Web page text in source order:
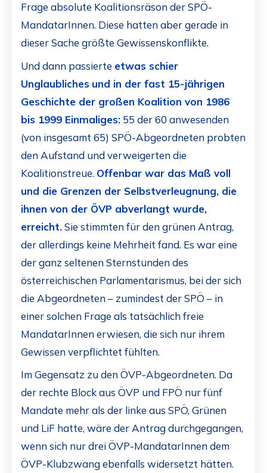
Frage absolute Koalitionsräson der SPÖ-
MandatarInnen. Diese hatten aber gerade in
dieser Sache größte Gewissenskonflikte.
Und dann passierte etwas schier
Unglaubliches und in der fast 15-jährigen
Geschichte der großen Koalition von 1986
bis 1999 Einmaliges: 55 der 60 anwesenden
(von insgesamt 65) SPÖ-Abgeordneten probten
den Aufstand und verweigerten die
Koalitionstreue. Offenbar war das Maß voll
und die Grenzen der Selbstverleugnung, die
ihnen von der ÖVP abverlangt wurde,
erreicht.Sie stimmten für den grünen Antrag,
der allerdings keine Mehrheit fand. Es war eine
der ganz seltenen Sternstunden des
österreichischen Parlamentarismus, bei der sich
die Abgeordneten – zumindest der SPÖ – in
einer solchen Frage als tatsächlich freie
MandatarInnen erwiesen, die sich nur ihrem
Gewissen verpflichtet fühlten.
Im Gegensatz zu den ÖVP-Abgeordneten. Da
der rechte Block aus ÖVP und FPÖ nur fünf
Mandate mehr als der linke aus SPÖ, Grünen
und LiF hatte, wäre der Antrag durchgegangen,
wenn sich nur drei ÖVP-MandatarInnen dem
ÖVP-Klubzwang ebenfalls widersetzt hätten.